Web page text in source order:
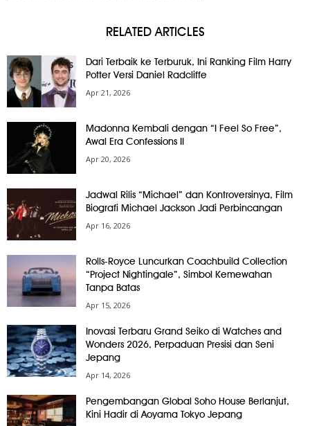
RELATED ARTICLES
Dari Terbaik ke Terburuk, Ini Ranking Film Harry
Potter Versi Daniel Radcliffe
Apr 21, 2026
Madonna Kembali dengan “I Feel So Free”,
Awal Era Confessions II
Apr 20, 2026
Jadwal Rilis “Michael” dan Kontroversinya, Film
Biografi Michael Jackson Jadi Perbincangan
Apr 16, 2026
Rolls-Royce Luncurkan Coachbuild Collection
“Project Nightingale”, Simbol Kemewahan
Tanpa Batas
Apr 15, 2026
Inovasi Terbaru Grand Seiko di Watches and
Wonders 2026, Perpaduan Presisi dan Seni
Jepang
Apr 14, 2026
Pengembangan Global Soho House Berlanjut,
Kini Hadir di Aoyama Tokyo Jepang